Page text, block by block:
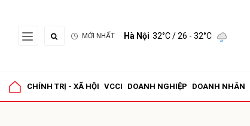
MỚI NHẤT Hà Nội 32°C/ 26 - 32°C
CHÍNH TRỊ - XÃ HỘI VCCI DOANH NGHIỆP DOANH NHÂN